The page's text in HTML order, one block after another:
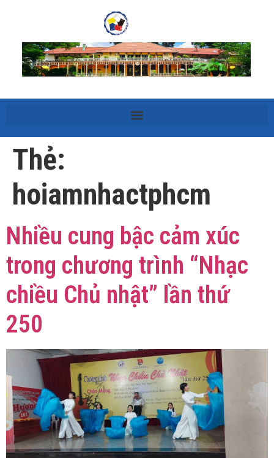
Thẻ:
hoiamnhactphcm
Nhiều cung bậc cảm xúc
trong chương trình “Nhạc
chiều Chủ nhật” lần thứ
250